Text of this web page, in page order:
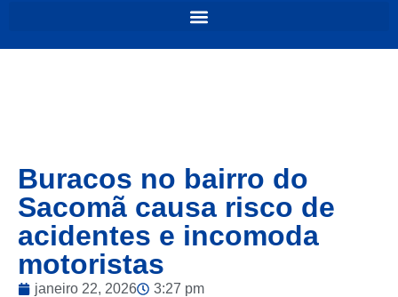
Buracos no bairro do
Sacomã causa risco de
acidentes e incomoda
motoristas
janeiro 22, 2026 3:27 pm